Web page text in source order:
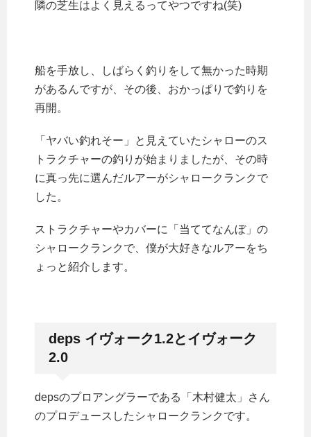
隣の芝生はよく見えるってやつですね(笑)
船を手放し、しばらく釣りをして無かった時期
があるんですが、その後、おかっぱりで釣りを
再開。
「ヤバい釣れそー」と見えていたシャローのス
トラクチャーの釣りが始まりましたが、その時
に真っ先に選んだルアーがシャロークランクで
した。
ストラクチャーやカバーに「当ててなんぼ」の
シャロークランクで、僕が大好きなルアーをち
ょっと紹介します。
deps イヴォーク1.2とイヴォーク
2.0
depsのプロアングラーである「木村健太」さん
のプロデュースしたシャロークランクです。